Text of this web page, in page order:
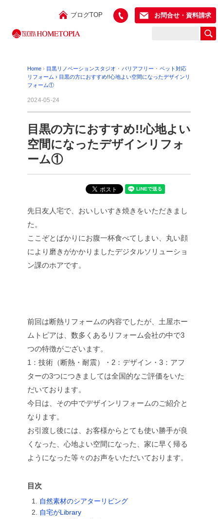
ブログTOP お問合せ・資料請求
Home › 目黒リノベーションスタジオ ･ バリアフリー ･ ペット対応
リフォーム › 目黒の方におすすめ!!心地よい空間になったデザインリ
フォーム①
2024-05-24
目黒の方におすすめ!!心地よい
空間になったデザインリフォ
ーム①
先日友人宅で、おいしいすき焼きをいただきまし
た。
ここぞとばかりにお腹一杯食べてしまい、丸い顔
により磨きがかかりましたデジタルソリューショ
ン課のホアです。
前回は断熱リフォームの内容でしたが、土屋ホー
ムトピアは、数多くあるリフォーム会社の中で3
つの特徴がございます。
1：技術（断熱・耐震）・2：デザイン・3：アフ
ターの3つにつきましては全国的なご評価をいた
だいております。
今日は、その中でデザインリフォームのご紹介と
なります。
お引渡し後には、お客様からとても使い勝手が良
くなった、心地よい空間になった、家に早く帰る
ようになった等々のお声をいただいております。
目次
自然素材のシアターリビング
自宅がLibrary